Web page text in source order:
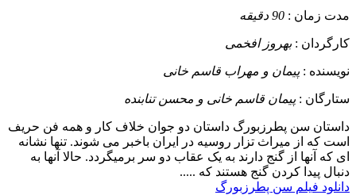
مدت زمان : 90 دقیقه
کارگردان :بهروز افخمی
نویسنده :پیمان و مهراب قاسم خانی
ستارگان :پیمان قاسم خانی و محسن تنابنده
داستان سن پطرزبورگ داستان دو جوان خلاف کار و همه فن حریف
است که از میراث تزار روسیه در ایران باخبر می شوند. تنها نشانه
ای که آنها از گنج دارند به یک عقاب دو سر برمیگردد. حالا آنها به
دنبال پیدا کردن گنج هستند که .....
دانلود فیلم سن پطرزبورگ